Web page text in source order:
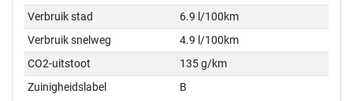
Verbruik stad
6.9 l/100km
Verbruik snelweg
4.9 l/100km
CO2-uitstoot
135 g/km
Zuinigheidslabel
B